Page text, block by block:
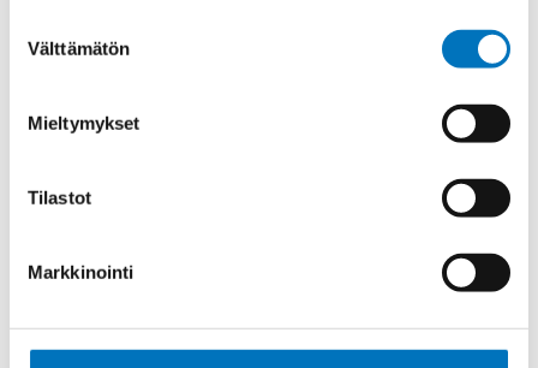
valinta
Välttämätön
Mieltymykset
Tilastot
Markkinointi
ORANSSI/VALKOINEN 1X1,5